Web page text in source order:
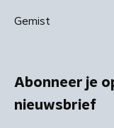
Gemist
Abonneer je
nieuwsbrief